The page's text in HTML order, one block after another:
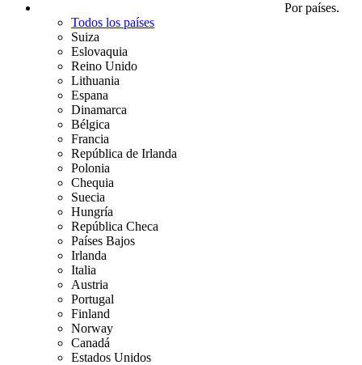
Por países.
Todos los países
Suiza
Eslovaquia
Reino Unido
Lithuania
Espana
Dinamarca
Bélgica
Francia
República de Irlanda
Polonia
Chequia
Suecia
Hungría
República Checa
Países Bajos
Irlanda
Italia
Austria
Portugal
Finland
Norway
Canadá
Estados Unidos